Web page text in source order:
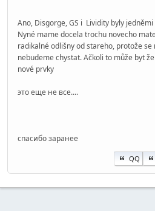
Ano, Disgorge, GS i Lividity byly
Nyné mame docela trochu novecho
radikalné odlišny od stareho, protože
nebudeme chystat. Ačkoli to může byt
nové prvky
это еще не все....
спасибо заранее
QQ